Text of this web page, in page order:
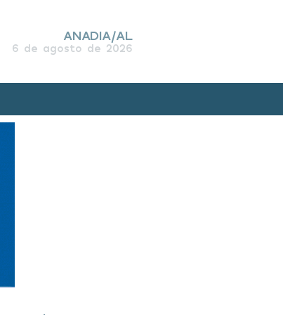
ANADIA/AL
6 de agosto de 2026